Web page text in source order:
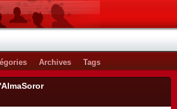
Archives Tags